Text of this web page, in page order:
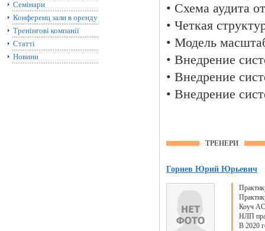
Семінари
Конференц зали в оренду
Тренінгові компанії
Статті
Новини
• Схема аудита
• Четкая
• Модель
• Внедрение
• Внедрение
• Внедрение
ТРЕНЕРИ
Горнев Юрий Юрьевич
Коуч
НЛП
В 2020